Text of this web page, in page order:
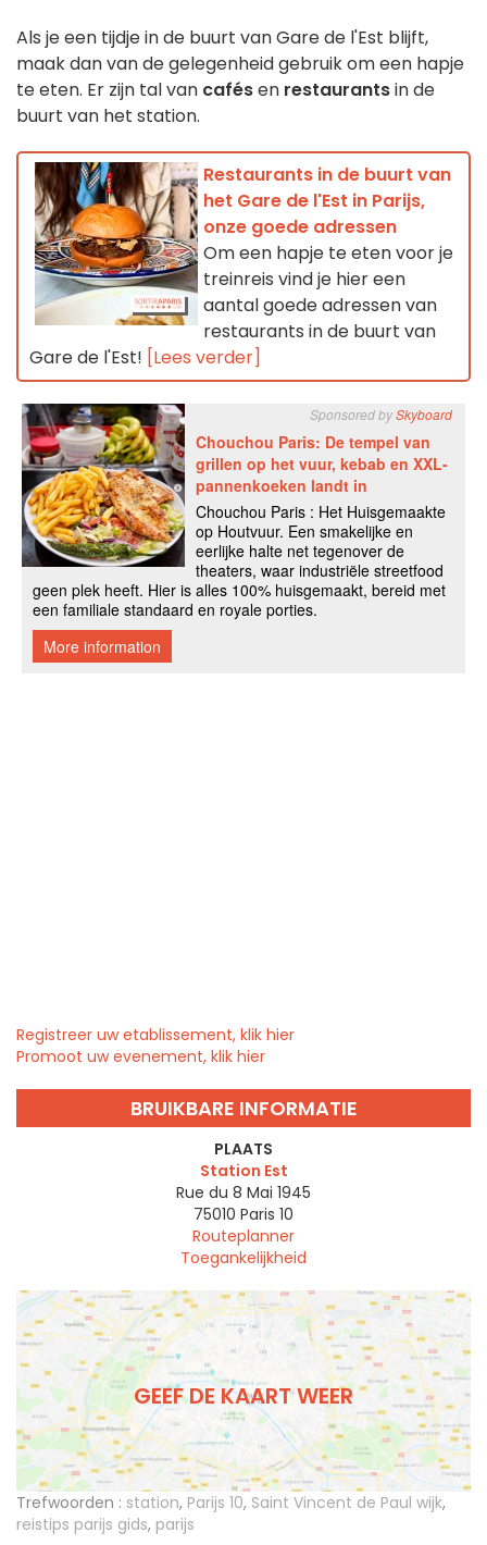
Als je een tijdje in de buurt van Gare de l'Est blijft,
maak dan van de gelegenheid gebruik om een hapje
te eten. Er zijn tal van cafésen restaurantsin de
buurt van het station.
Restaurants in de buurt van
het Gare de l'Est in Parijs,
onze goede adressen
Om een hapje te eten voor je
treinreis vind je hier een
aantal goede adressen van
restaurants in de buurt van
Gare de l'Est! [Lees verder]
Registreer uw etablissement, klik hier
Promoot uw evenement, klik hier
BRUIKBARE INFORMATIE
PLAATS
Station Est
Rue du 8 Mai 1945
75010 Paris 10
Routeplanner
Toegankelijkheid
GEEF DE KAART WEER
Trefwoorden : station, Parijs 10, Saint Vincent de Paul wijk,
reistips parijs gids, parijs